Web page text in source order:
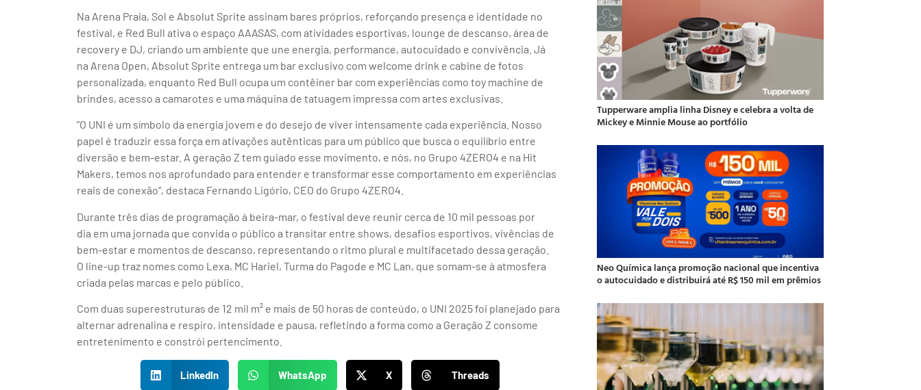
Na Arena Praia, Sol e Absolut Sprite assinam bares próprios, reforçando presença e identidade no
festival, e Red Bull ativa o espaço AAASAS, com atividades esportivas, lounge de descanso, área de
recovery e DJ, criando um ambiente que une energia, performance, autocuidado e convivência. Já
na Arena Open, Absolut Sprite entrega um bar exclusivo com welcome drink e cabine de fotos
personalizada, enquanto Red Bull ocupa um contêiner bar com experiências como toy machine de
brindes, acesso a camarotes e uma máquina de tatuagem impressa com artes exclusivas.
“O UNI é um símbolo da energia jovem e do desejo de viver intensamente cada experiência. Nosso
papel é traduzir essa força em ativações autênticas para um público que busca o equilíbrio entre
diversão e bem-estar. A geração Z tem guiado esse movimento, e nós, no Grupo 4ZERO4 e na Hit
Makers, temos nos aprofundado para entender e transformar esse comportamento em experiências
reais de conexão”, destaca Fernando Ligório, CEO do Grupo 4ZERO4.
Durante três dias de programação à beira-mar, o festival deve reunir cerca de 10 mil pessoas por
dia em uma jornada que convida o público a transitar entre shows, desafios esportivos, vivências de
bem-estar e momentos de descanso, representando o ritmo plural e multifacetado dessa geração.
O line-up traz nomes como Lexa, MC Hariel, Turma do Pagode e MC Lan, que somam-se à atmosfera
criada pelas marcas e pelo público.
Com duas superestruturas de 12 mil m² e mais de 50 horas de conteúdo, o UNI 2025 foi planejado para
alternar adrenalina e respiro, intensidade e pausa, refletindo a forma como a Geração Z consome
entretenimento e constrói pertencimento.
LinkedIn WhatsApp X Threads
Tupperware amplia linha Disney e celebra a volta de
Mickey e Minnie Mouse ao portfólio
Neo Química lança promoção nacional que incentiva
o autocuidado e distribuirá até R$ 150 mil em prêmios